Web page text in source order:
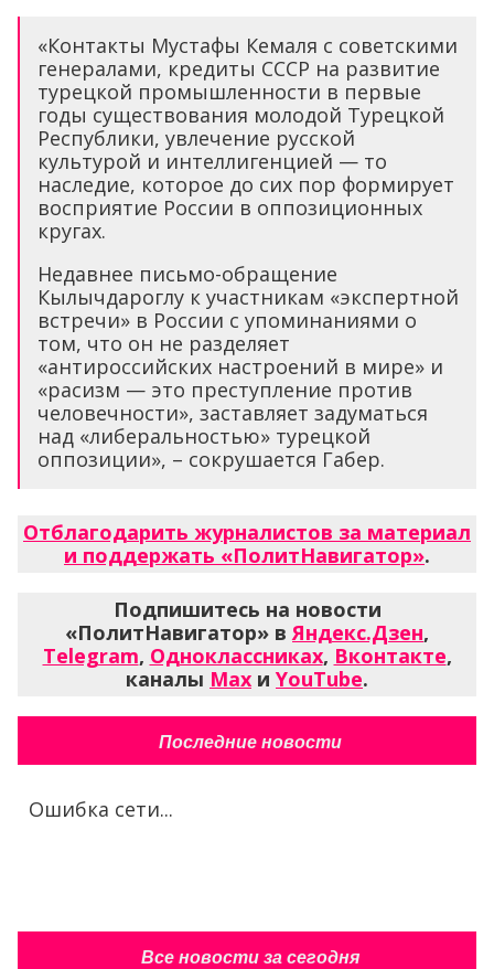
«Контакты Мустафы Кемаля с советскими
генералами, кредиты СССР на развитие
турецкой промышленности в первые
годы существования молодой Турецкой
Республики, увлечение русской
культурой и интеллигенцией — то
наследие, которое до сих пор формирует
восприятие России в оппозиционных
кругах.
Недавнее письмо-обращение
Кылычдароглу к участникам «экспертной
встречи» в России с упоминаниями о
том, что он не разделяет
«антироссийских настроений в мире» и
«расизм — это преступление против
человечности», заставляет задуматься
над «либеральностью» турецкой
оппозиции», – сокрушается Габер.
Отблагодарить журналистов за материал
и поддержать «ПолитНавигатор».
Подпишитесь на новости
«ПолитНавигатор» вЯндекс.Дзен,
Telegram, Одноклассниках, Вконтакте,
каналы Max и YouTube.
Последние новости
Ошибка сети...
Все новости за сегодня